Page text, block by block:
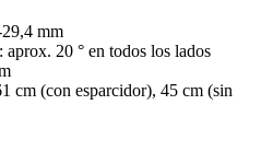
mm
20 ° en todos los lados
cm (con esparcidor), 45 cm (sin